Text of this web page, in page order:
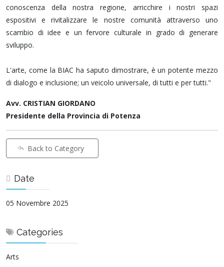
conoscenza della nostra regione, arricchire i nostri spazi
espositivi e rivitalizzare le nostre comunità attraverso uno
scambio di idee e un fervore culturale in grado di generare
sviluppo.
L'arte, come la BIAC ha saputo dimostrare, è un potente mezzo
di dialogo e inclusione; un veicolo universale, di tutti e per tutti."
Avv. CRISTIAN GIORDANO
Presidente della Provincia di Potenza
Back to Category
Date
05 Novembre 2025
Categories
Arts